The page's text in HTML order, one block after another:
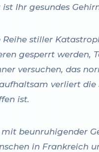
Ihr gesundes
stiller
gesperrt werden,
versuchen, das
verliert
ist.
beunruhigender
in Frankreich